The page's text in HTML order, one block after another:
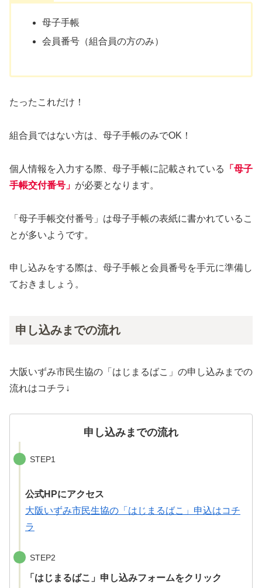
母子手帳
会員番号（組合員の方のみ）
たったこれだけ！
組合員ではない方は、母子手帳のみでOK！
個人情報を入力する際、母子手帳に記載されている
「母子
手帳交付番号」 が必要となります。
「母子手帳交付番号」は母子手帳の表紙に書かれているこ
とが多いようです。
申し込みをする際は、母子手帳と会員番号を手元に準備し
ておきましょう。
申し込みまでの流れ
大阪いずみ市民生協の「はじまるばこ」の申し込みまでの
流れはコチラ↓
申し込みまでの流れ
STEP1
公式HPにアクセス
大阪いずみ市民生協の「はじまるばこ」申込はコチ
ラ
STEP2
「はじまるばこ」申し込みフォームをクリック